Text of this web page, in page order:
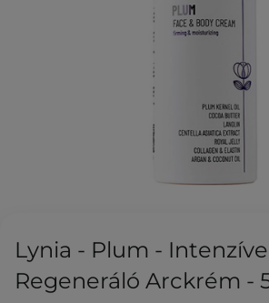
Lynia - Plum -
Regeneráló Arckrém -